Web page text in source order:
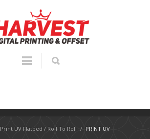
Print UV Flatbed / Roll To Roll / PRINT UV